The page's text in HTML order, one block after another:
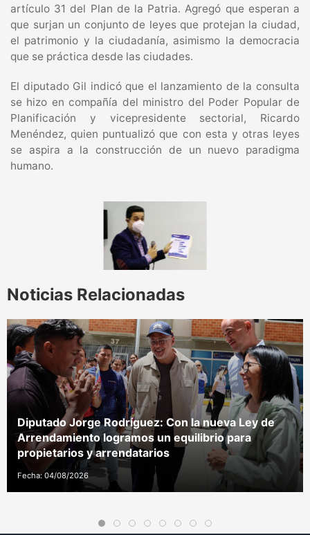
artículo 31 del Plan de la Patria. Agregó que esperan a
que surjan un conjunto de leyes que protejan la ciudad,
el patrimonio y la ciudadanía, asimismo la democracia
que se práctica desde las ciudades.
El diputado Gil indicó que el lanzamiento de la consulta
se hizo en compañía del ministro del Poder Popular de
Planificación y vicepresidente sectorial, Ricardo
Menéndez, quien puntualizó que con esta y otras leyes
se aspira a la construcción de un nuevo paradigma
humano.
Noticias Relacionadas
Diputado Jorge Rodríguez: Con la nueva Ley de
Arrendamiento logramos un equilibrio para
propietarios y arrendatarios
Fecha: 04/08/2026